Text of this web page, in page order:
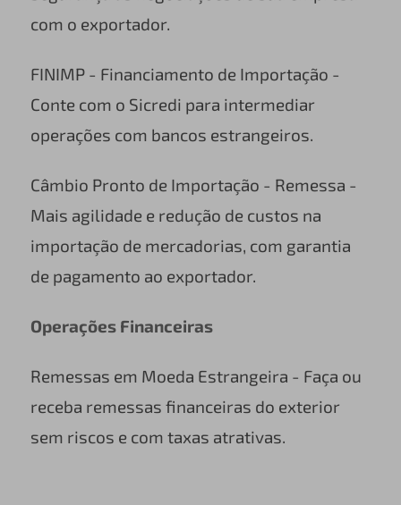
com o exportador.
FINIMP - Financiamento de Importação -
Conte com o Sicredi para intermediar
operações com bancos estrangeiros.
Câmbio Pronto de Importação - Remessa -
Mais agilidade e redução de custos na
importação de mercadorias, com garantia
de pagamento ao exportador.
Operações Financeiras
Remessas em Moeda Estrangeira - Faça ou
receba remessas financeiras do exterior
sem riscos e com taxas atrativas.